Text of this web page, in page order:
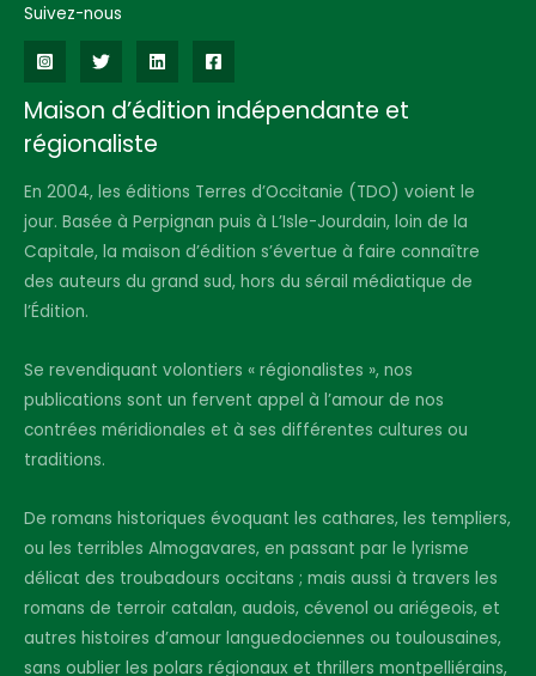
Suivez-nous
Maison d’édition indépendante et
régionaliste
En 2004, les éditions Terres d’Occitanie (TDO) voient le
jour. Basée à Perpignan puis à L’Isle-Jourdain, loin de la
Capitale, la maison d’édition s’évertue à faire connaître
des auteurs du grand sud, hors du sérail médiatique de
l’Édition.
Se revendiquant volontiers « régionalistes », nos
publications sont un fervent appel à l’amour de nos
contrées méridionales et à ses différentes cultures ou
traditions.
De romans historiques évoquant les cathares, les templiers,
ou les terribles Almogavares, en passant par le lyrisme
délicat des troubadours occitans ; mais aussi à travers les
romans de terroir catalan, audois, cévenol ou ariégeois, et
autres histoires d’amour languedociennes ou toulousaines,
sans oublier les polars régionaux et thrillers montpelliérains,